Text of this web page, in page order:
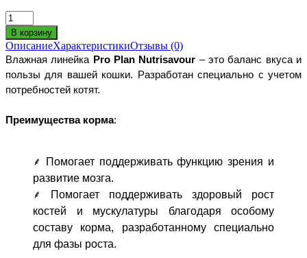
ОписаниеХарактеристикиОтзывы (0)
Влажная линейка Pro Plan Nutrisavour – это баланс вкуса и
пользы для вашей кошки. Разработан специально с учетом
потребностей котят.
Преимущества корма:
⸙ Помогает поддерживать функцию зрения и
развитие мозга.
⸙ Помогает поддерживать здоровый рост
костей и мускулатуры благодаря особому
составу корма, разработанному специально
для фазы роста.